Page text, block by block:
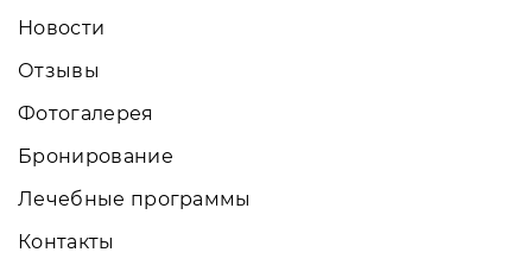
Новости
Отзывы
Фотогалерея
Бронирование
Лечебные программы
Контакты